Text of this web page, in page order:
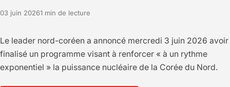
03 juin 20261 min de lecture
Le leader nord-coréen a annoncé mercredi 3 juin 2026 avoir
finalisé un programme visant à renforcer « à un rythme
exponentiel » la puissance nucléaire de la Corée du Nord.